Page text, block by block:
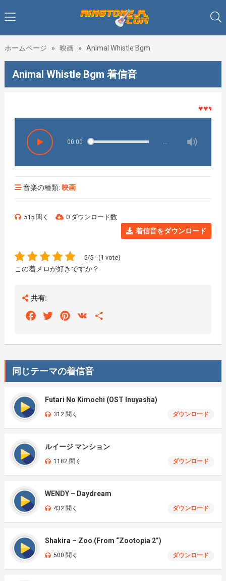
ホームページ » 映画 » Animal Whistle Bgm
Animal Whistle Bgm 着信音
♥♥♥着メ
00:00
音楽の種類: 映画
515 聞く 0 ダウンロード数
着信音をダウンロード
5/5 - (1 vote)
この着メロが好きですか？
共有:
FacebookTwitterPinterest
VK
同じテーマの着信音
Futari No Kimochi (OST Inuyasha)
312 聞く ダウンロード
ルイージ マンション
1182 聞く ダウンロード
WENDY – Daydream
432 聞く ダウンロード
Shakira – Zoo (From “Zootopia 2”)
500 聞く ダウンロード